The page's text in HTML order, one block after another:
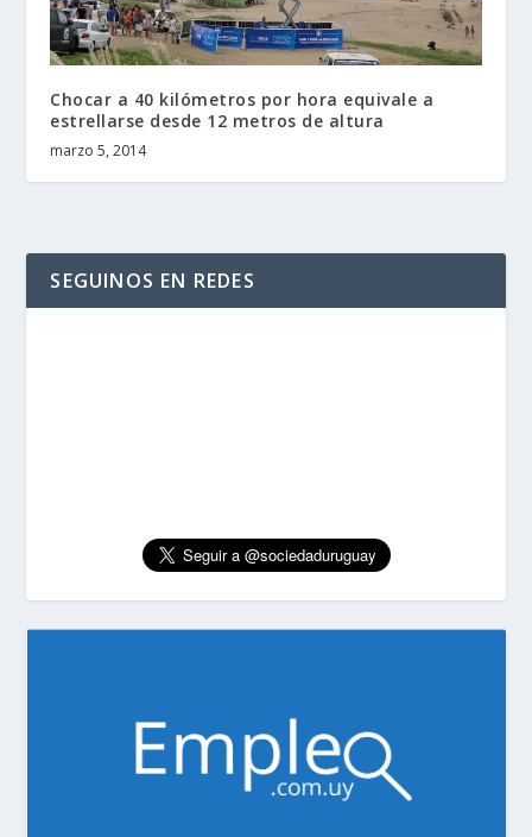
Chocar a 40 kilómetros por hora equivale a
estrellarse desde 12 metros de altura
marzo 5, 2014
SEGUINOS EN REDES